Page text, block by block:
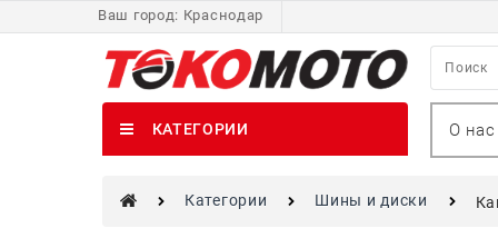
Ваш город: Краснодар
КАТЕГОРИИ О нас
Категории Шины и диски